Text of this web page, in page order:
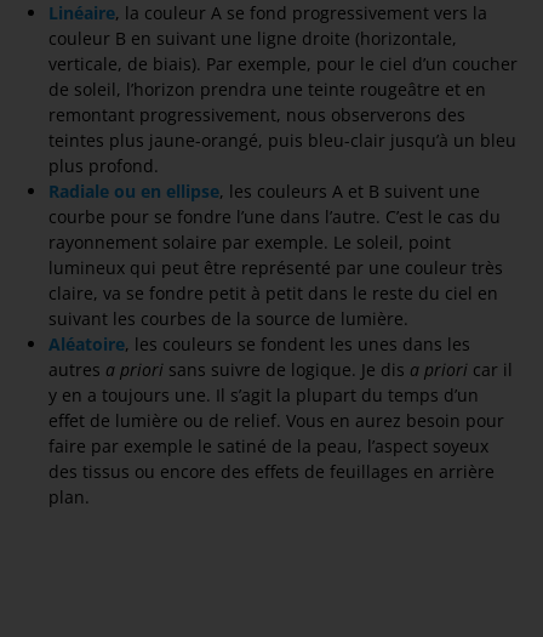
Linéaire, la couleur A se fond progressivement vers la
couleur B en suivant une ligne droite (horizontale,
verticale, de biais). Par exemple, pour le ciel d’un coucher
de soleil, l’horizon prendra une teinte rougeâtre et en
remontant progressivement, nous observerons des
teintes plus jaune-orangé, puis bleu-clair jusqu’à un bleu
plus profond.
Radiale ou en ellipse, les couleurs A et B suivent une
courbe pour se fondre l’une dans l’autre. C’est le cas du
rayonnement solaire par exemple. Le soleil, point
lumineux qui peut être représenté par une couleur très
claire, va se fondre petit à petit dans le reste du ciel en
suivant les courbes de la source de lumière.
Aléatoire, les couleurs se fondent les unes dans les
autres a priori sans suivre de logique. Je dis a priori car il
y en a toujours une. Il s’agit la plupart du temps d’un
effet de lumière ou de relief. Vous en aurez besoin pour
faire par exemple le satiné de la peau, l’aspect soyeux
des tissus ou encore des effets de feuillages en arrière
plan.